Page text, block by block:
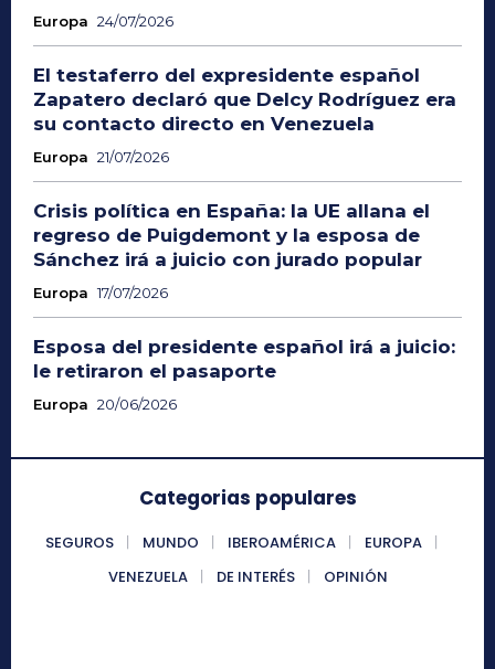
Europa 24/07/2026
El testaferro del expresidente español
Zapatero declaró que Delcy Rodríguez era
su contacto directo en Venezuela
Europa 21/07/2026
Crisis política en España: la UE allana el
regreso de Puigdemont y la esposa de
Sánchez irá a juicio con jurado popular
Europa 17/07/2026
Esposa del presidente español irá a juicio:
le retiraron el pasaporte
Europa 20/06/2026
Categorias populares
SEGUROS MUNDO IBEROAMÉRICA
EUROPA
VENEZUELA
DE INTERÉS OPINIÓN